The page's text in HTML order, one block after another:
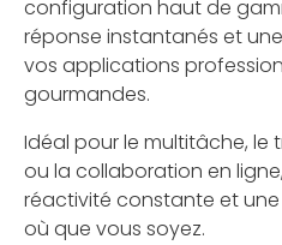
configuration haut de
réponse instantanés et
vos applications
gourmandes.
Idéal pour le multitâche, le
ou la collaboration en
réactivité constante et
où que vous soyez.